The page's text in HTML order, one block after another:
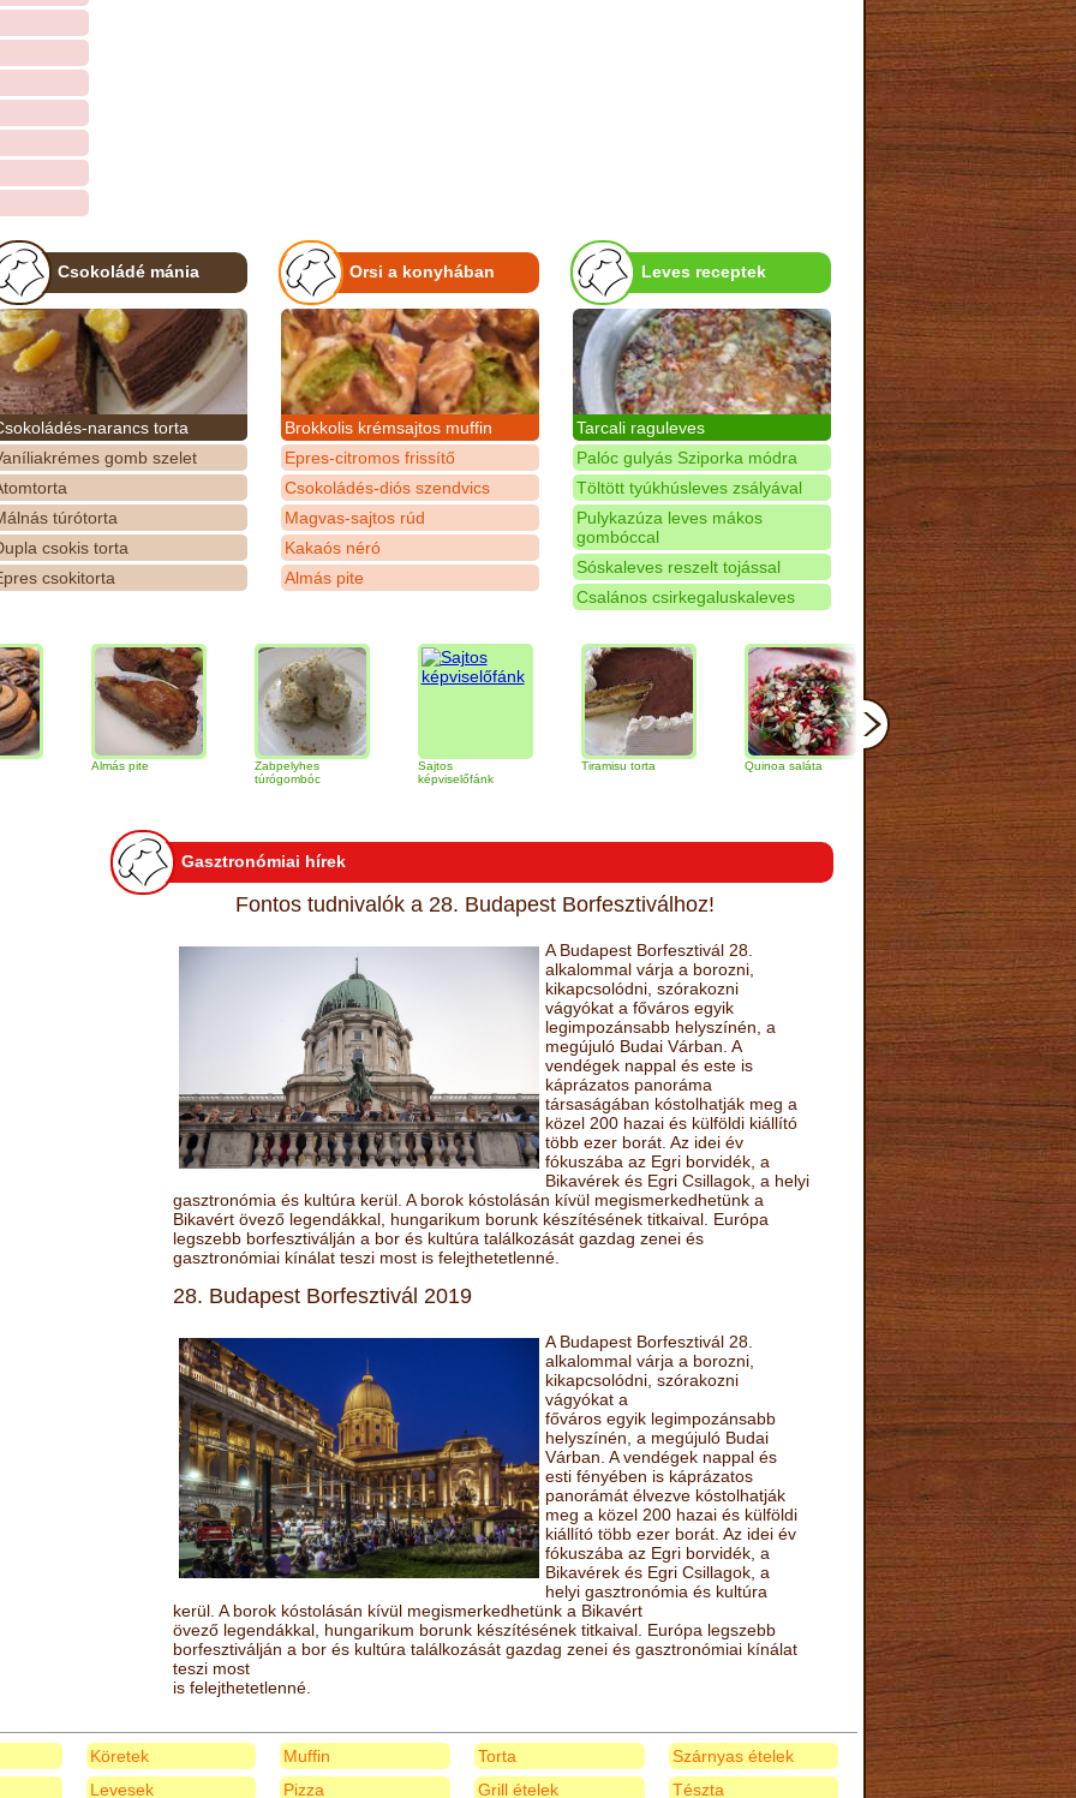
Csokoládé mánia
narancs torta
gomb szelet
túrótorta
csokis torta
csokitorta
Orsi a konyhában
Brokkolis krémsajtos muffin
Epres-citromos frissítő
Csokoládés-diós szendvics
Magvas-sajtos rúd
Kakaós néró
Almás pite
Leves receptek
Tarcali raguleves
Palóc gulyás Sziporka módra
Töltött tyúkhúsleves zsályával
Pulykazúza leves mákos
gombóccal
Sóskaleves reszelt tojással
Csalános csirkegaluskaleves
Zabpelyhes
túrógombóc
képviselőfánk
Tiramisu torta Quinoa saláta Mandulás kifli
narancs
Gasztronómiai hírek
Fontos tudnivalók a 28. Budapest Borfesztiválhoz!
A Budapest Borfesztivál 28.
alkalommal várja a borozni,
kikapcsolódni, szórakozni
vágyókat a főváros egyik
legimpozánsabb helyszínén, a
megújuló Budai Várban. A
vendégek nappal és este is
káprázatos panoráma
társaságában kóstolhatják meg a
közel 200 hazai és külföldi kiállító
több ezer borát. Az idei év
fókuszába az Egri borvidék, a
Bikavérek és Egri Csillagok, a helyi
gasztronómia és kultúra kerül. A borok kóstolásán kívül megismerkedhetünk a
Bikavért övező legendákkal, hungarikum borunk készítésének titkaival. Európa
legszebb borfesztiválján a bor és kultúra találkozását gazdag zenei és
gasztronómiai kínálat teszi most is felejthetetlenné.
28. Budapest Borfesztivál 2019
A Budapest Borfesztivál 28.
alkalommal várja a borozni,
kikapcsolódni, szórakozni
vágyókat a
főváros egyik legimpozánsabb
helyszínén, a megújuló Budai
Várban. A vendégek nappal és
esti fényében is káprázatos
panorámát élvezve kóstolhatják
meg a közel 200 hazai és külföldi
kiállító több ezer borát. Az idei év
fókuszába az Egri borvidék, a
Bikavérek és Egri Csillagok, a
helyi gasztronómia és kultúra
kerül. A borok kóstolásán kívül megismerkedhetünk a Bikavért
övező legendákkal, hungarikum borunk készítésének titkaival. Európa legszebb
borfesztiválján a bor és kultúra találkozását gazdag zenei és gasztronómiai kínálat
teszi most
is felejthetetlenné.
Köretek
Levesek
Muffin
Pizza
Torta
Grill ételek
Szárnyas ételek
Tészta